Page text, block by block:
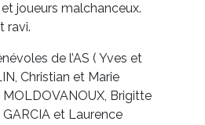
joueurs malchanceux.
ravi.
de l’AS ( Yves et
Christian et Marie
MOLDOVANOUX, Brigitte
et Laurence